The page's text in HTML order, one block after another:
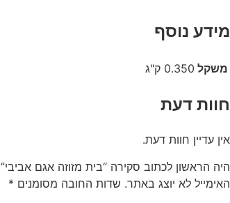
מידע נוסף
משקל 0.350 ק"ג
חוות דעת
אין עדיין חוות דעת.
היה הראשון לכתוב סקירה “בית מזוזה אגם אביבי”
האימייל לא יוצג באתר. שדות החובה מסומנים *